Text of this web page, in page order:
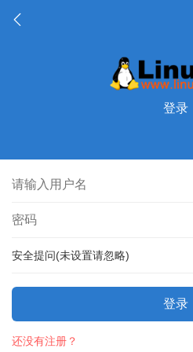
登录
安全提问(未设置请忽略)
登录
还没有注册？